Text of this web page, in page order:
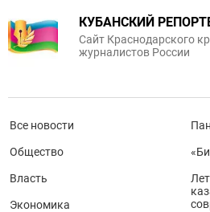
КУБАНСКИЙ
Сайт Краснодарского
журналистов России
Все новости
Общество
Власть
Экономика